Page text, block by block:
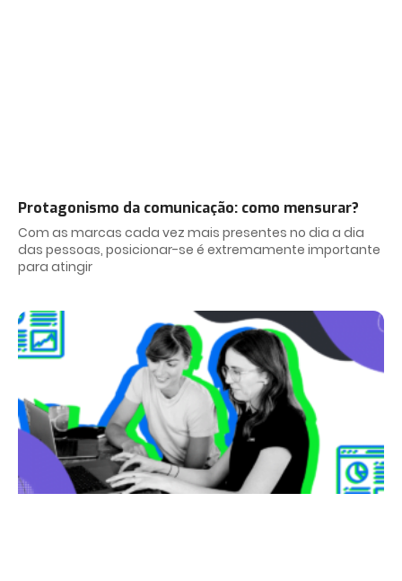
Protagonismo da comunicação: como mensurar?
Com as marcas cada vez mais presentes no dia a dia
das pessoas, posicionar-se é extremamente importante
para atingir